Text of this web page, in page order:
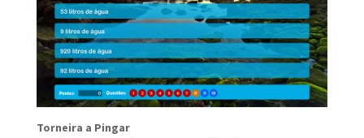
Torneira a Pingar